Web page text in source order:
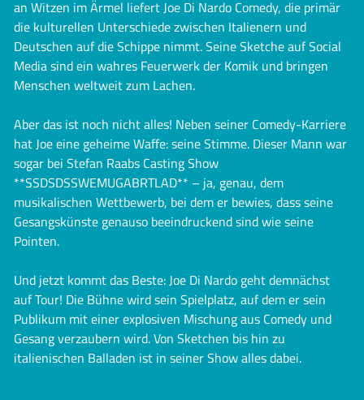
an Witzen im Ärmel liefert Joe Di Nardo Comedy, die primär
die kulturellen Unterschiede zwischen Italienern und
Deutschen auf die Schippe nimmt. Seine Sketche auf Social
Media sind ein wahres Feuerwerk der Komik und bringen
Menschen weltweit zum Lachen.
Aber das ist noch nicht alles! Neben seiner Comedy-Karriere
hat Joe eine geheime Waffe: seine Stimme. Dieser Mann war
sogar bei Stefan Raabs Casting Show
**SSDSDSSWEMUGABRTLAD** – ja, genau, dem
musikalischen Wettbewerb, bei dem er bewies, dass seine
Gesangskünste genauso beeindruckend sind wie seine
Pointen.
Und jetzt kommt das Beste: Joe Di Nardo geht demnächst
auf Tour! Die Bühne wird sein Spielplatz, auf dem er sein
Publikum mit einer explosiven Mischung aus Comedy und
Gesang verzaubern wird. Von Sketchen bis hin zu
italienischen Balladen ist in seiner Show alles dabei.